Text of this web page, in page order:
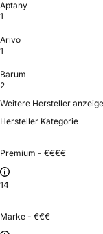
Aptany
1
Arivo
1
Barum
2
Weitere Hersteller
Hersteller Kategorie
Premium - €€€€
14
Marke - €€€